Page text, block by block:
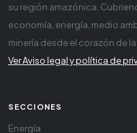
su región amazónica.
economía, energía, medio
minería desde el corazón de
Ver Aviso legal y política de
SECCIONES
Energía